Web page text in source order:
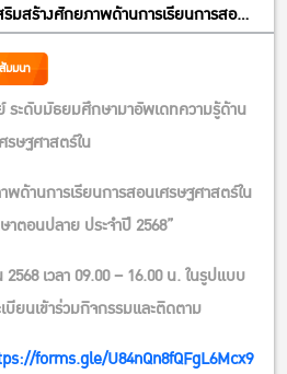
ริมสร้างศักยภาพด้านการเรียนการสอน
ษาตอนปลาย ประจำปี 2568”
มมนา
ระดับมัธยมศึกษามาอัพเดทความรู้ด้าน
รษฐศาสตร์ใน
พด้านการเรียนการสอนเศรษฐศาสตร์ใน
ตอนปลาย ประจำปี 2568”
เวลา 09.00 – 16.00 น. ในรูปแบบ
บียนเข้าร่วมกิจกรรมและติดตาม
forms.gle/U84nQn8fQFgL6Mcx9